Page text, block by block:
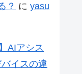
？ に yasu
AIアシス
イスの違